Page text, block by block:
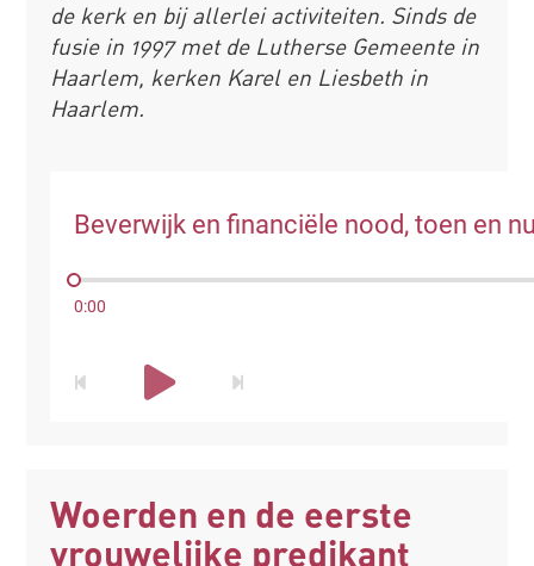
de kerk en bij allerlei activiteiten. Sinds de
fusie in 1997 met de Lutherse Gemeente in
Haarlem, kerken Karel en Liesbeth in
Haarlem.
Beverwijk en financiële nood, toen en
0:00
Woerden en de eerste
vrouwelijke predikant